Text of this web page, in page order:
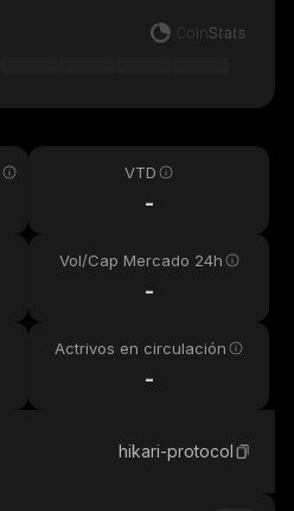
VTD
-
Vol/Cap Mercado 24h
-
Actrivos en circulación
-
hikari-protocol